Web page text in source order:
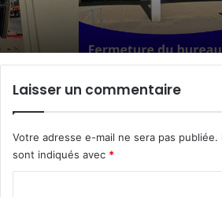
Laisser un commentaire
Votre adresse e-mail ne sera pas publiée.
sont indiqués avec *